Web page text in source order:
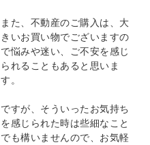
また、不動産のご購入は、大
きいお買い物でございますの
で悩みや迷い、ご不安を感じ
られることもあると思いま
す。
ですが、そういったお気持ち
を感じられた時は些細なこと
でも構いませんので、お気軽